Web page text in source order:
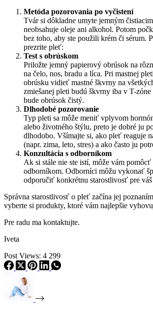
Metóda pozorovania po vyčistení
Tvár si dôkladne umyte jemným
neobsahuje oleje ani alkohol. Potom
bez toho, aby ste použili krém či sérum.
prezrite pleť:
Test s obrúskom
Priložte jemný papierový obrúsok na
na čelo, nos, bradu a líca. Pri mastnej
obrúsku vidieť mastné škvrny na
zmiešanej pleti budú škvrny iba v T-zóne
bude obrúsok čistý.
Dlhodobé pozorovanie
Typ pleti sa môže meniť vplyvom
alebo životného štýlu, preto je dobré ju
dlhodobo. Všímajte si, ako pleť reaguje
(napr. zima, leto, stres) a ako často ju
Konzultácia s odborníkom
Ak si stále nie ste istí, môže vám pomôcť
odborníkom. Odborníci môžu vykonať
odporučiť konkrétnu starostlivosť pre
Správna starostlivosť o pleť začína jej
vyberte si produkty, ktoré vám najlepšie
Pre radu ma kontaktujte.
Iveta
Post Views: 4 299